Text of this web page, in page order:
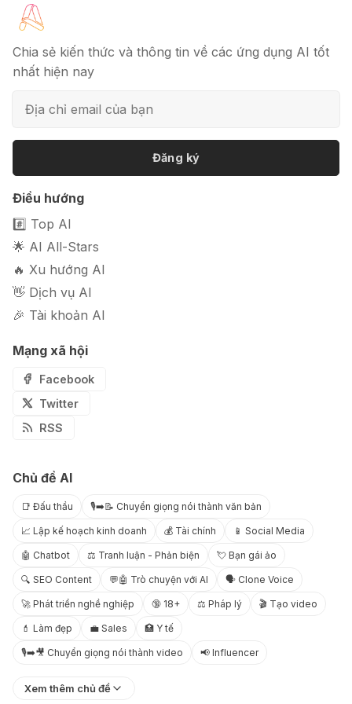
ảnh sản phẩm chuyên nghiệp
Chia sẻ kiến thức và thông tin về các ứng dụng AI tốt
nhất hiện nay
Đăng ký
Điều hướng
#️⃣ Top AI
🌟 AI All-Stars
🔥 Xu hướng AI
👋 Dịch vụ AI
🎉 Tài khoản AI
Mạng xã hội
Facebook
Twitter
RSS
Chủ đề AI
📑 Đấu thầu 🎙️➡️📝 Chuyển giọng nói thành văn bản
📈 Lập kế hoạch kinh doanh 💰 Tài chính 📱 Social Media
🤖 Chatbot ⚖️ Tranh luận - Phản biện 💘 Bạn gái ảo
🔍 SEO Content 💬🤖 Trò chuyện với AI 🗣️ Clone Voice
🚀 Phát triển nghề nghiệp 🔞 18+ ⚖️ Pháp lý 🎬 Tạo video
💄 Làm đẹp 💼 Sales 🏥 Y tế
🎙️➡️🎥 Chuyển giọng nói thành video 📢 Influencer
Xem thêm chủ đề